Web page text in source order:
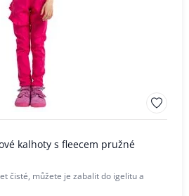
kalhoty s fleecem pružné
čisté, můžete je zabalit do igelitu a